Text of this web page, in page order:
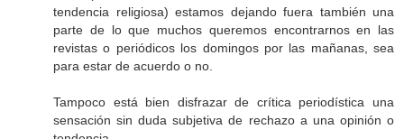
tendencia religiosa) estamos dejando fuera también una
parte de lo que muchos queremos encontrarnos en las
revistas o periódicos los domingos por las mañanas, sea
para estar de acuerdo o no.
Tampoco está bien disfrazar de crítica periodística una
sensación sin duda subjetiva de rechazo a una opinión o